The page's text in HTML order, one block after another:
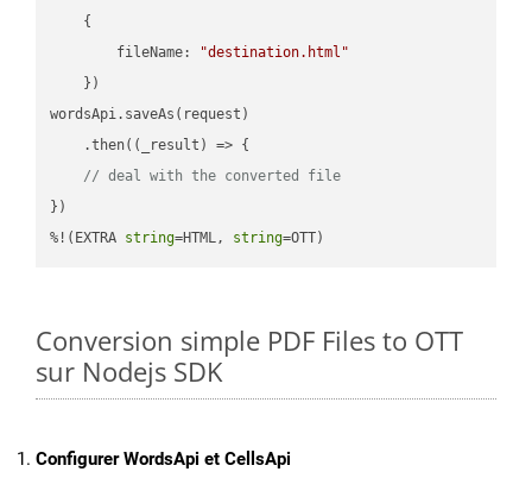
    {
fileName:
"destination.html"
    })
wordsApi.saveAs(request)
    .then(
( _result ) => {
// deal with the converted file
})
%!(EXTRA string=HTML, string=OTT)
Conversion simple PDF Files to OTT
sur Nodejs SDK
Configurer WordsApi et CellsApi